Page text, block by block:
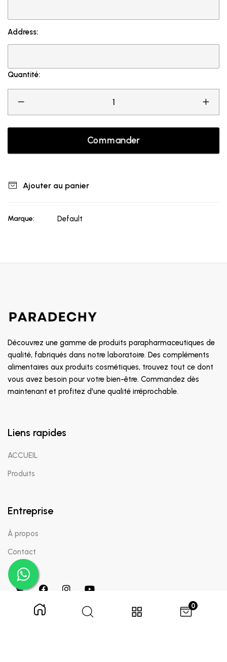
0
Address:
Quantité:
Commander
Ajouter au panier
Marque: Default
Découvrez une gamme de produits parapharmaceutiques de
qualité, fabriqués dans notre laboratoire. Des compléments
alimentaires aux produits cosmétiques, trouvez tout ce dont
vous avez besoin pour votre bien-être. Commandez dès
maintenant et profitez d'une qualité irréprochable.
Liens rapides
ACCUEIL
Produits
Entreprise
À propos
Contact